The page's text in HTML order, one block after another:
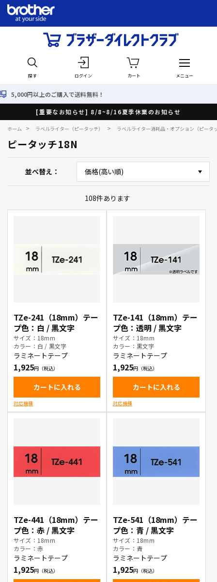
探す ログイン カート メニュー
で送料無料！
[重要なお知らせ] 8/8~8/16夏季休業のお知らせ
ホーム > ラベルライター（ピータッチ） > ラベルライター消耗品・オプション（ピータ
ピータッチ18N
並べ替え
108件あります
TZe-241（18mm）テー
プ色：白 / 黒文字
サイズ：18mm
カラー：白 / 黒文字
ラミネートテープ
1,925
カートに入れる
対応機種
TZe-141（18mm）テー
プ色：透明 / 黒文字
サイズ：18mm
カラー：黒文字
ラミネートテープ
1,925
カートに入れる
対応機種
TZe-441（18mm）テー
プ色：赤 / 黒文字
サイズ：18mm
カラー：赤
ラミネートテープ
1,925
TZe-541（18mm）テー
プ色：青 / 黒文字
サイズ：18mm
カラー：青
ラミネートテープ
1,925